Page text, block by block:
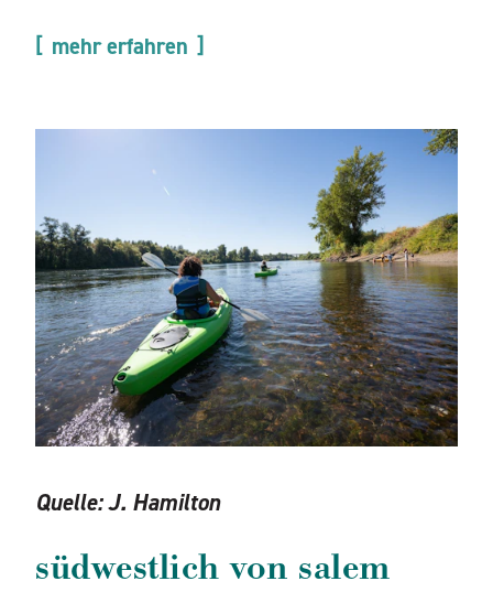
mehr erfahren
Quelle:J. Hamilton
südwestlich von salem